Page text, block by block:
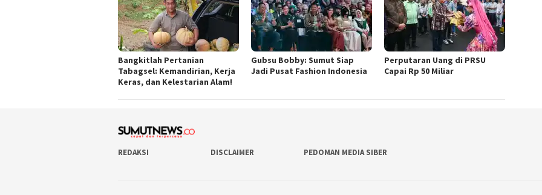
Bangkitlah Pertanian
Tabagsel: Kemandirian, Kerja
Keras, dan Kelestarian Alam!
Gubsu Bobby: Sumut Siap
Jadi Pusat Fashion Indonesia
Perputaran Uang di PRSU
Capai Rp 50 Miliar
REDAKSI DISCLAIMER PEDOMAN MEDIA SIBER